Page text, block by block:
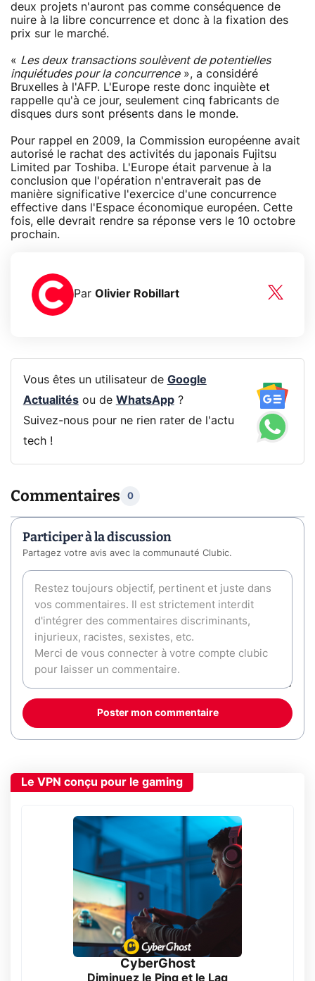
deux projets n'auront pas comme conséquence de
nuire à la libre concurrence et donc à la fixation des
prix sur le marché.
« Les deux transactions soulèvent de potentielles
inquiétudes pour la concurrence», a considéré
Bruxelles à l'AFP. L'Europe reste donc inquiète et
rappelle qu'à ce jour, seulement cinq fabricants de
disques durs sont présents dans le monde.
Pour rappel en 2009, la Commission européenne avait
autorisé le rachat des activités du japonais Fujitsu
Limited par Toshiba. L'Europe était parvenue à la
conclusion que l'opération n'entraverait pas de
manière significative l'exercice d'une concurrence
effective dans l'Espace économique européen. Cette
fois, elle devrait rendre sa réponse vers le 10 octobre
prochain.
Par Olivier Robillart
Vous êtes un utilisateur de Google
Actualitésou de WhatsApp?
Suivez-nous pour ne rien rater de l'actu
tech !
Commentaires 0
Participer à la discussion
Partagez votre avis avec la communauté Clubic.
Poster mon commentaire
Le VPN conçu pour le gaming
CyberGhost
Diminuez le Ping et le Lag